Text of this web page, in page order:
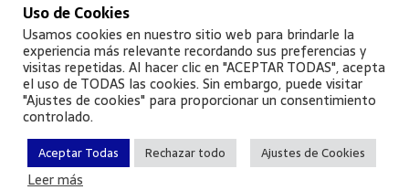
Uso de Cookies
Usamos cookies en nuestro sitio web para brindarle la
experiencia más relevante recordando sus preferencias y
visitas repetidas. Al hacer clic en "ACEPTAR TODAS", acepta
el uso de TODAS las cookies. Sin embargo, puede visitar
"Ajustes de cookies" para proporcionar un consentimiento
controlado.
Aceptar Todas Rechazar todo Ajustes de Cookies
Leer más